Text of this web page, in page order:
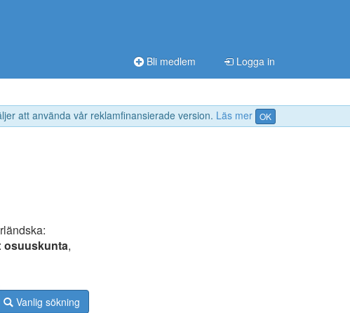
att använda vår reklamfinansierade version. Läs mer OK
Bli medlem Logga in
osuuskunta,
Vanlig sökning